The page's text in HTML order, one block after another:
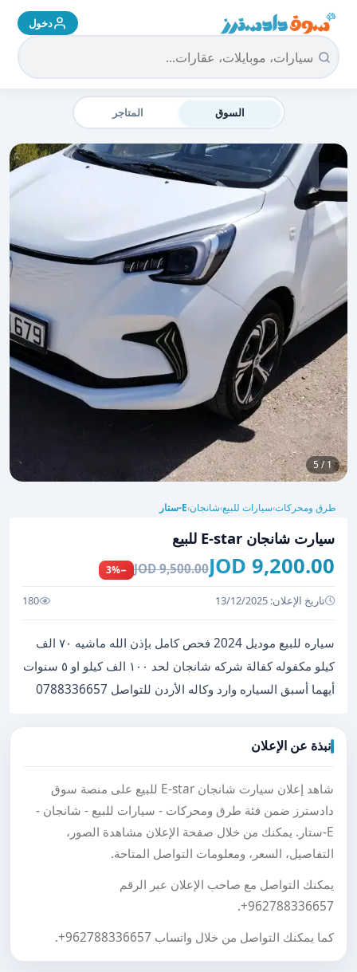
سوق دادسترز الرئيسية دخول
السوق المتاجر
1 / 5
طرق ومحركات›سيارات للبيع›شانجان›E-ستار
سيارت شانجان E-star للبيع
9,200.00 JOD
9,500.00 JOD
−3%
تاريخ الإعلان: 13/12/2025 180
سياره للبيع موديل 2024 فحص كامل بإذن الله ماشيه ٧٠ الف
كيلو مكفوله كفالة شركه شانجان لحد ١٠٠ الف كيلو او ٥ سنوات
أيهما أسبق السياره وارد وكاله الأردن للتواصل 0788336657
نبذة عن الإعلان
شاهد إعلان سيارت شانجان E-star للبيع على منصة سوق
دادسترز ضمن فئة طرق ومحركات - سيارات للبيع - شانجان -
E-ستار. يمكنك من خلال صفحة الإعلان مشاهدة الصور،
التفاصيل، السعر، ومعلومات التواصل المتاحة.
يمكنك التواصل مع صاحب الإعلان عبر الرقم
+962788336657
.
كما يمكنك التواصل من خلال واتساب +962788336657
.